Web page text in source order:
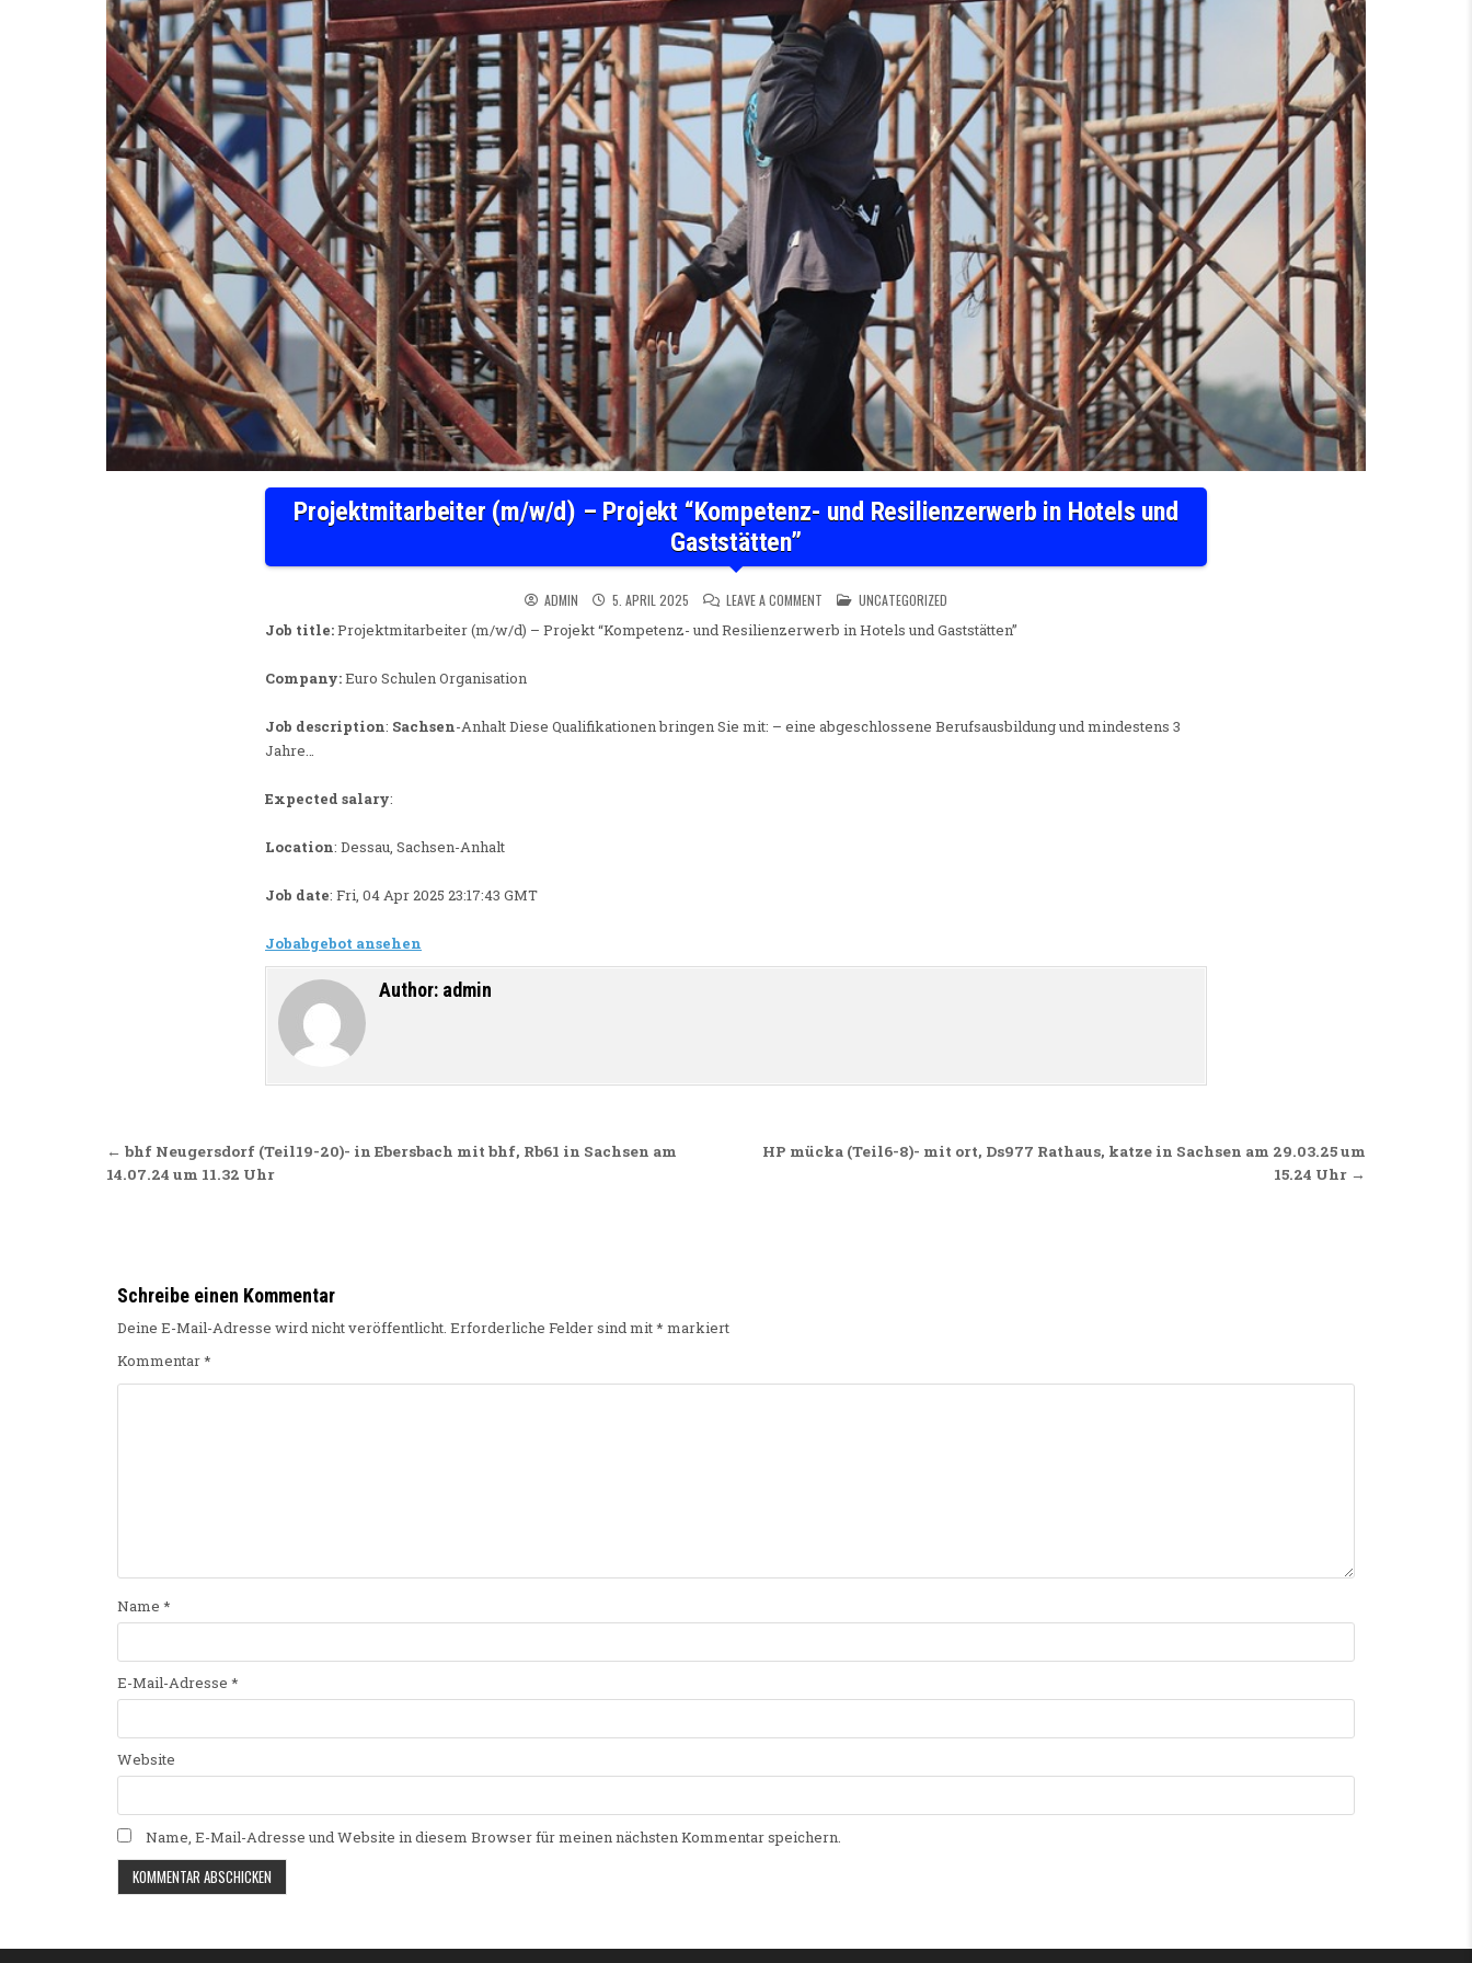
Projektmitarbeiter (m/w/d) – Projekt “Kompetenz- und Resilienzerwerb in Hotels und
Gaststätten”
ADMIN 5. APRIL 2025 LEAVE A COMMENT ON PROJEKTMITARBEITER (M/W/D) – PROJEKT “KOMPETENZ- UND RESILIENZERWERB IN HOTELS UND GASTSTÄTTEN”
POSTED IN
UNCATEGORIZED
Job title:Projektmitarbeiter (m/w/d) – Projekt “Kompetenz- und Resilienzerwerb in Hotels und Gaststätten”
Company:Euro Schulen Organisation
Job description: Sachsen-Anhalt Diese Qualifikationen bringen Sie mit: – eine abgeschlossene Berufsausbildung und mindestens 3
Jahre…
Expected salary:
Location: Dessau, Sachsen-Anhalt
Job date: Fri, 04 Apr 2025 23:17:43 GMT
Jobabgebot ansehen
Author: admin
Beitragsnavigation
HP mücka (Teil6-8)- mit ort, Ds977 Rathaus, katze in Sachsen am 29.03.25 um
15.24 Uhr →
← bhf Neugersdorf (Teil19-20)- in Ebersbach mit bhf, Rb61 in Sachsen am
14.07.24 um 11.32 Uhr
Schreibe einen Kommentar
Deine E-Mail-Adresse wird nicht veröffentlicht. Erforderliche Felder sind mit* markiert
Kommentar*
Name *
E-Mail-Adresse *
Website
Name, E-Mail-Adresse und Website in diesem Browser für meinen nächsten Kommentar speichern.